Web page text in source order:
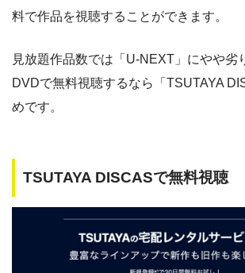
料で作品を視聴することができます。
見放題作品数では「U-NEXT」にやや劣
DVDで無料視聴するなら「TSUTAYA
めです。
TSUTAYA DISCASで無料視聴